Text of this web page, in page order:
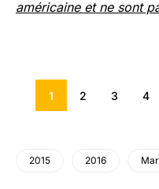
américaine et ne sont
1 2 3 4
2015 2016